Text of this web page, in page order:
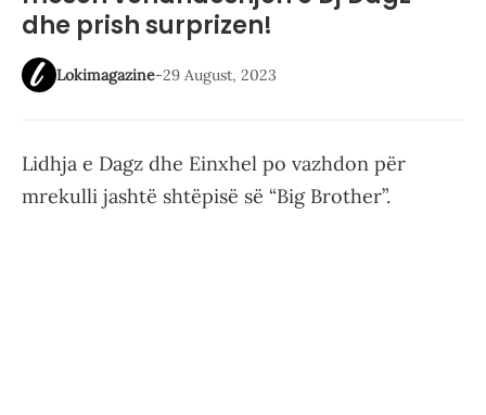
dhe prish surprizen!
Lokimagazine-29 August, 2023
Lidhja e Dagz dhe Einxhel po vazhdon për
mrekulli jashtë shtëpisë së “Big Brother”.